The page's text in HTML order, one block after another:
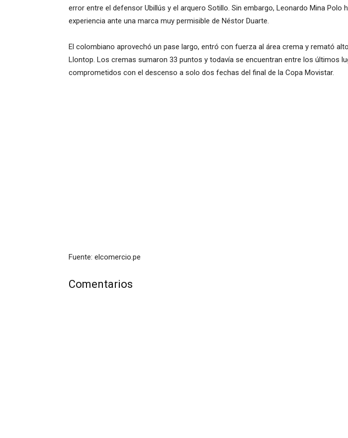
error entre el defensor Ubillús y el arquero Sotillo. Sin embargo, Leonardo Mina Polo
experiencia ante una marca muy permisible de Néstor Duarte.
El colombiano aprovechó un pase largo, entró con fuerza al área crema y remató
Llontop. Los cremas sumaron 33 puntos y todavía se encuentran entre los últimos
comprometidos con el descenso a solo dos fechas del final de la Copa Movistar.
Fuente: elcomercio.pe
Comentarios